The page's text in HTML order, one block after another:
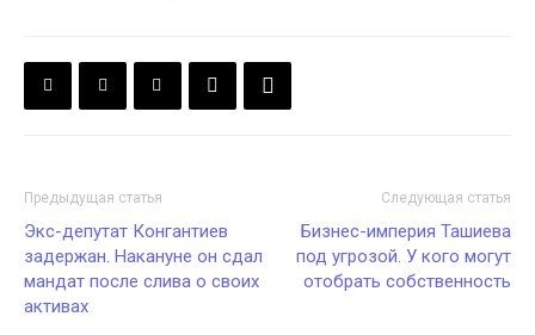
Предыдущая статья
Экс-депутат Конгантиев
задержан. Накануне он сдал
мандат после слива о своих
активах
Следующая статья
Бизнес-империя Ташиева
под угрозой. У кого могут
отобрать собственность